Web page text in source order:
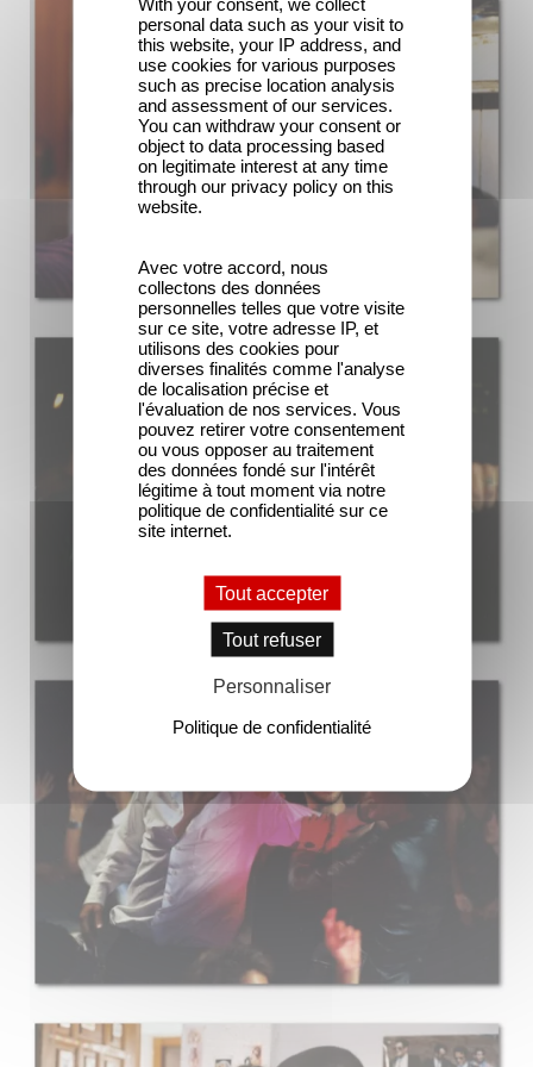
personal data such as your visit to
this website, your IP address, and
use cookies for various purposes
such as precise location analysis
and assessment of our services.
You can withdraw your consent or
object to data processing based
on legitimate interest at any time
through our privacy policy on this
website.
Avec votre accord, nous
collectons des données
personnelles telles que votre visite
sur ce site, votre adresse IP, et
utilisons des cookies pour
diverses finalités comme l'analyse
de localisation précise et
l'évaluation de nos services. Vous
pouvez retirer votre consentement
ou vous opposer au traitement
des données fondé sur l'intérêt
légitime à tout moment via notre
politique de confidentialité sur ce
site internet.
Tout accepter
Tout refuser
Personnaliser
Politique de confidentialité